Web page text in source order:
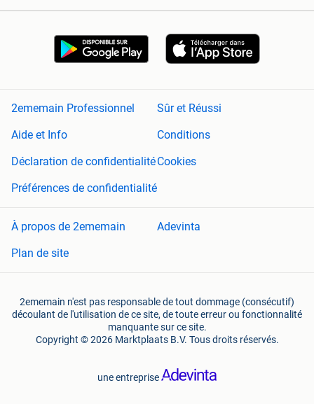
2ememain Professionnel
Sûr et Réussi
Aide et Info
Conditions
Déclaration de confidentialitéCookies
Préférences de confidentialité
À propos de 2ememain
Adevinta
Plan de site
2ememain n'est pas responsable de tout dommage (consécutif)
découlant de l'utilisation de ce site, de toute erreur ou fonctionnalité
manquante sur ce site.
Copyright © 2026 Marktplaats B.V. Tous droits réservés.
une entreprise